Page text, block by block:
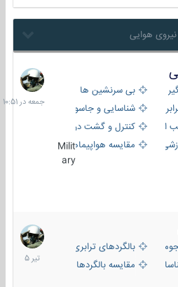
بی سرنشین ها
شناسایی و جاسوسی
کنترل و گشت دریایی
مقایسه هواپیماهاMilit
ary
جمعه
در
10:51
بالگردهای ترابری
مقایسه بالگردها
22
تیر
1405